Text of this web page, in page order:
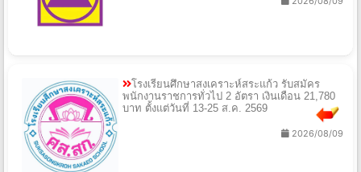
โรงเรียนศึกษาสงเคราะห์สระแก้ว รับสมัคร
พนักงานราชการทั่วไป 2 อัตรา เงินเดือน 21,780
บาท ตั้งแต่วันที่ 13-25 ส.ค. 2569
2026/08/09